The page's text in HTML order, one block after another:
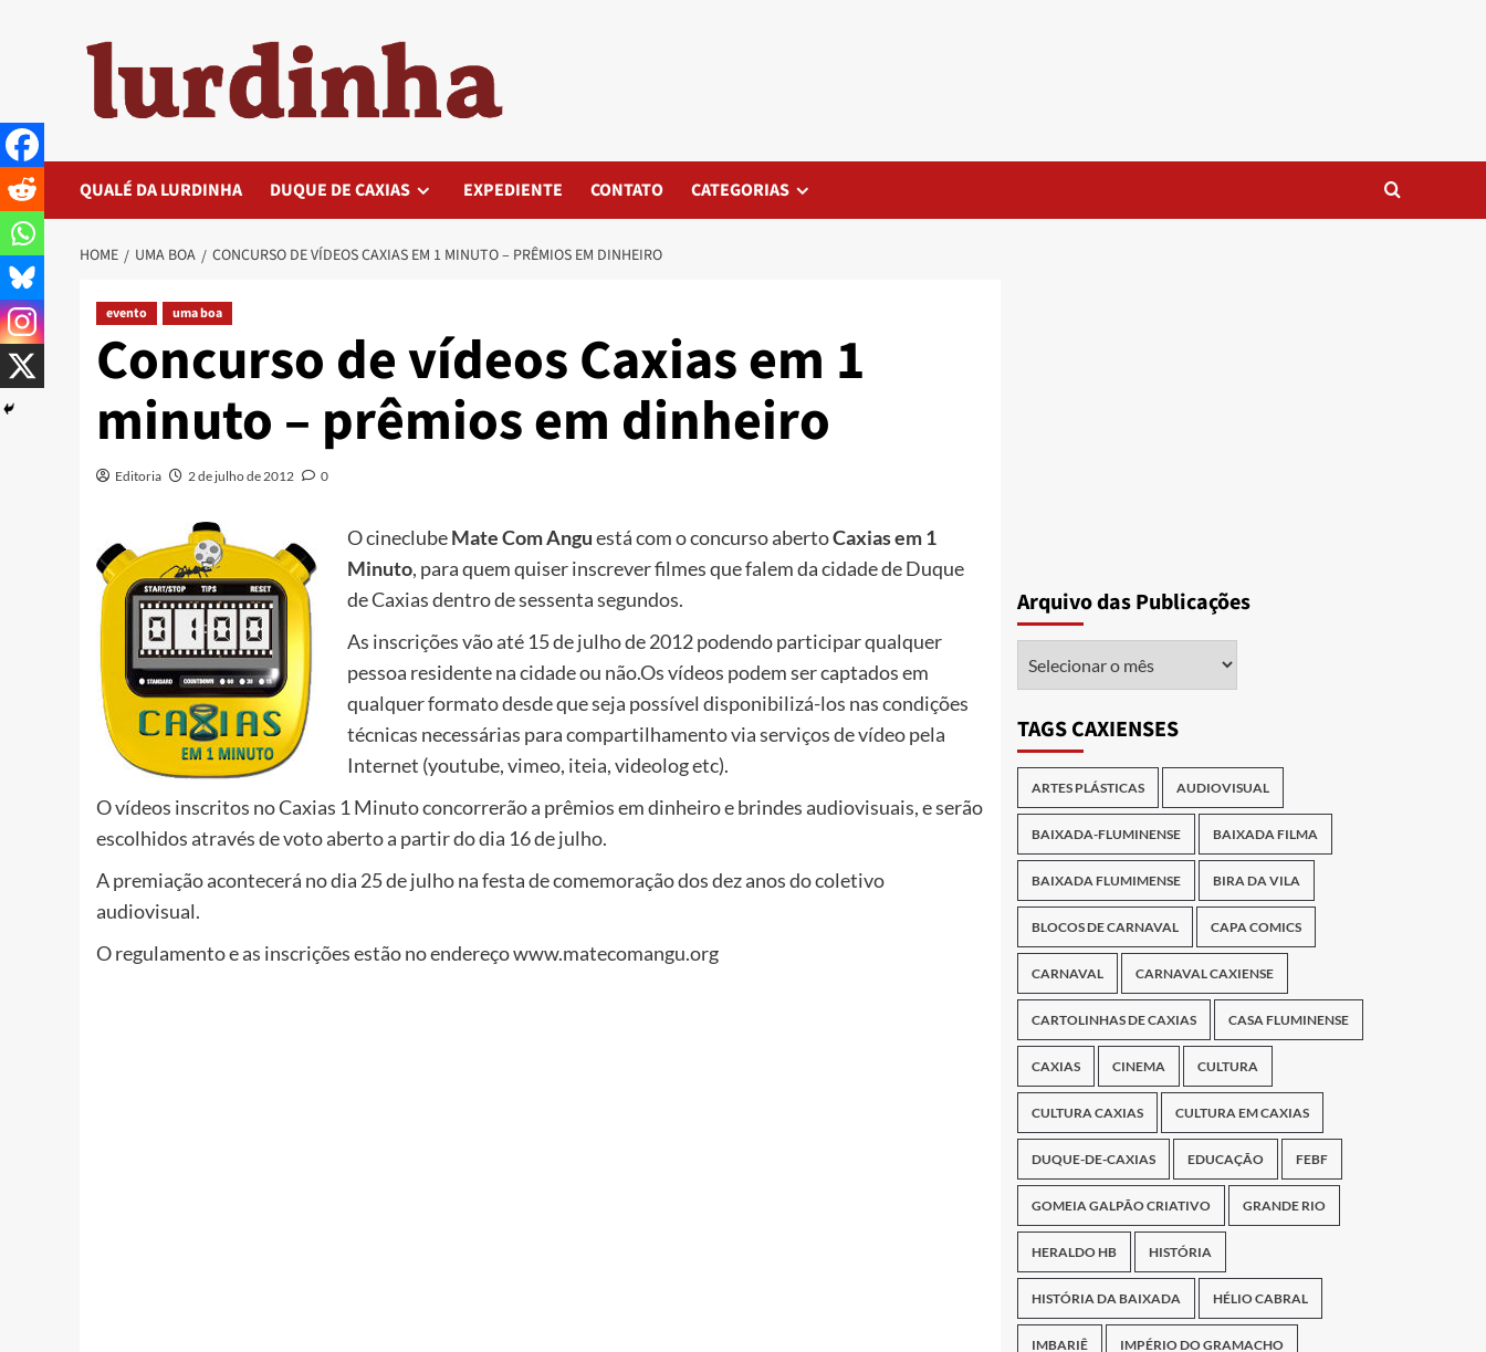
QUALÉ DA LURDINHA DUQUE DE CAXIAS EXPEDIENTE CONTATO CATEGORIAS
HOME UMA BOA CONCURSO DE VÍDEOS CAXIAS EM 1 MINUTO – PRÊMIOS EM DINHEIRO
evento uma boa
Concurso de vídeos Caxias em 1
minuto – prêmios em dinheiro
Editoria 2 de julho de 2012 0
O cineclubeMate Com Anguestá com o concurso abertoCaxias em 1
Minuto, para quem quiser inscrever filmes que falem da cidade de Duque
de Caxias dentro de sessenta segundos.
As inscrições vão até 15 de julho de 2012 podendo participar qualquer
pessoa residente na cidade ou não.Os vídeos podem ser captados em
qualquer formato desde que seja possível disponibilizá-los nas condições
técnicas necessárias para compartilhamento via serviços de vídeo pela
Internet (youtube, vimeo, iteia, videolog etc).
O vídeos inscritos no Caxias 1 Minuto concorrerão a prêmios em dinheiro e brindes audiovisuais, e serão
escolhidos através de voto aberto a partir do dia 16 de julho.
A premiação acontecerá no dia 25 de julho na festa de comemoração dos dez anos do coletivo
audiovisual.
O regulamento e as inscrições estão no endereço www.matecomangu.org
Arquivo das Publicações
TAGS CAXIENSES
ARTES PLÁSTICAS AUDIOVISUAL
BAIXADA-FLUMINENSE BAIXADA FILMA
BAIXADA FLUMIMENSE BIRA DA VILA
BLOCOS DE CARNAVAL CAPA COMICS
CARNAVAL CARNAVAL CAXIENSE
CARTOLINHAS DE CAXIAS CASA FLUMINENSE
CAXIAS CINEMA CULTURA
CULTURA CAXIAS CULTURA EM CAXIAS
DUQUE-DE-CAXIAS EDUCAÇÃO FEBF
GOMEIA GALPÃO CRIATIVO GRANDE RIO
HERALDO HB HISTÓRIA
HISTÓRIA DA BAIXADA HÉLIO CABRAL
IMBARIÊ IMPÉRIO DO GRAMACHO